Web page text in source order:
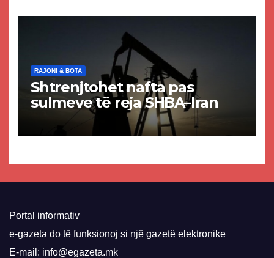
RAJONI & BOTA
Shtrenjtohet nafta pas
sulmeve të reja SHBA–Iran
Portal informativ
e-gazeta do të funksionoj si një gazetë elektronike
E-mail: info@egazeta.mk